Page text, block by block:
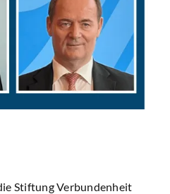
Stiftung Verbundenheit